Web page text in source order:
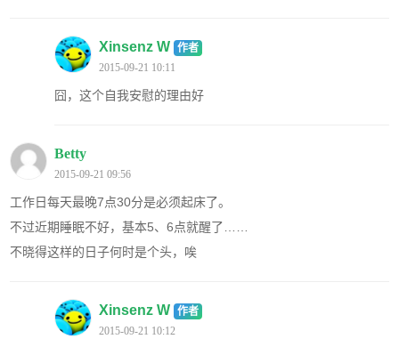
Xinsenz W 作者
2015-09-21 10:11
囧，这个自我安慰的理由好
Betty
2015-09-21 09:56
工作日每天最晚7点30分是必须起床了。
不过近期睡眠不好，基本5、6点就醒了……
不晓得这样的日子何时是个头，唉
Xinsenz W 作者
2015-09-21 10:12